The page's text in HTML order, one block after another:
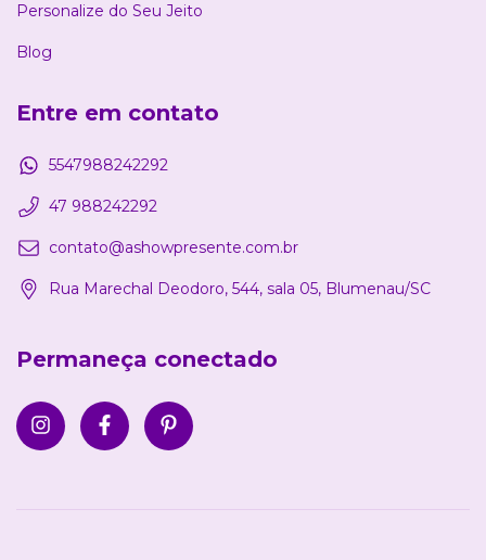
Personalize do Seu Jeito
Blog
Entre em contato
5547988242292
47 988242292
contato@ashowpresente.com.br
Rua Marechal Deodoro, 544, sala 05, Blumenau/SC
Permaneça conectado